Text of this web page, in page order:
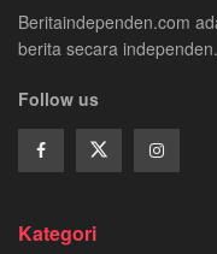
Beritaindependen.com
berita secara independen.
Follow us
Kategori